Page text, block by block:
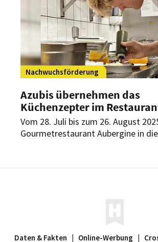
Nachwuchsförderung
Azubis übernehmen das
Küchenzepter im
Vom 28. Juli bis zum 26. August
Gourmetrestaurant Aubergine in
Daten & Fakten | Online-Werbung |